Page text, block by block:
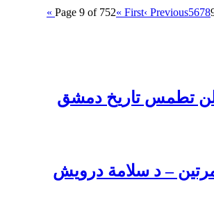
Page 9 of 752« First‹ Previous5678
لن تطمس تاريخ دمشق
مرتين – د سلامة درويش